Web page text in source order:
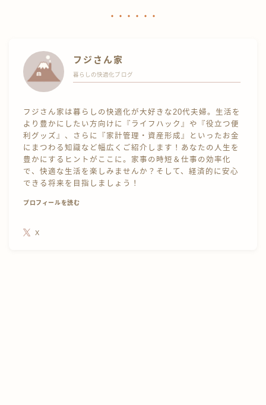
フジさん家
暮らしの快適化ブログ
フジさん家は暮らしの快適化が大好きな20代夫婦。生活を
より豊かにしたい方向けに『ライフハック』や『役立つ便
利グッズ』、さらに『家計管理・資産形成』といったお金
にまつわる知識など幅広くご紹介します！あなたの人生を
豊かにするヒントがここに。家事の時短＆仕事の効率化
で、快適な生活を楽しみませんか？そして、経済的に安心
できる将来を目指しましょう！
プロフィールを読む
X